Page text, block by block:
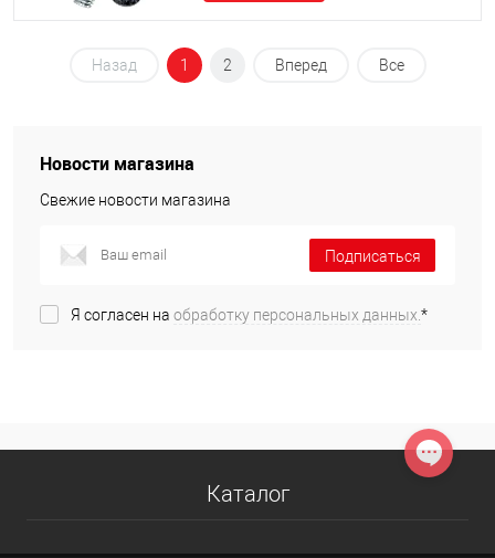
Назад 1 2 Вперед Все
Новости магазина
Свежие новости магазина
Подписаться
Я согласен на обработку персональных данных.*
Каталог